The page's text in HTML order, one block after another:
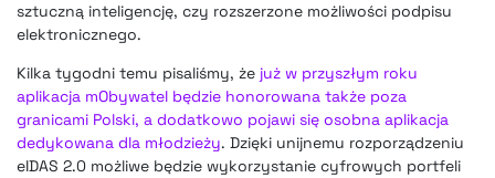
sztuczną inteligencję, czy rozszerzone możliwości podpisu
elektronicznego.
Kilka tygodni temu pisaliśmy, że już w przyszłym roku
aplikacja mObywatel będzie honorowana także poza
granicami Polski, a dodatkowo pojawi się osobna aplikacja
dedykowana dla młodzieży. Dzięki unijnemu rozporządzeniu
eIDAS 2.0 możliwe będzie wykorzystanie cyfrowych portfeli